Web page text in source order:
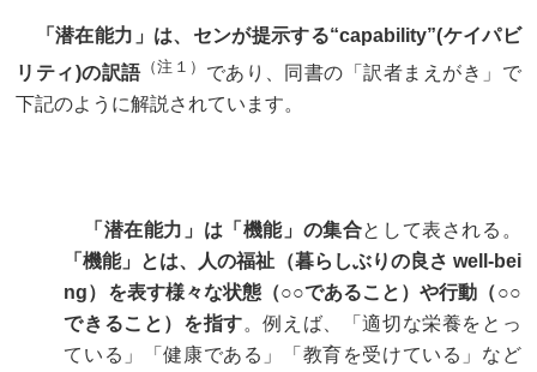
「潜在能力」は、センが提示する“capability”(ケイパビ
リティ)の訳語 （注１） であり、同書の「訳者まえがき」で
下記のように解説されています。
「潜在能力」は「機能」の集合として表される。
「機能」とは、人の福祉（暮らしぶりの良さ well-bei
ng）を表す様々な状態（○○であること）や行動（○○
できること）を指す。例えば、「適切な栄養をとっ
ている」「健康である」「教育を受けている」など